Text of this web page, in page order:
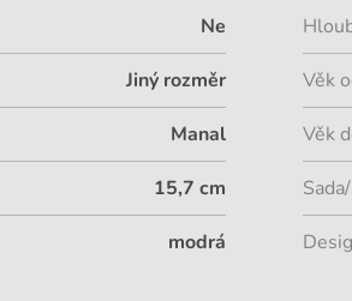
Ne
Jiný rozměr
Manal
15,7 cm
modrá
Věk
Věk